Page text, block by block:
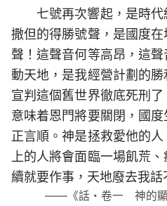
七號再次響起，是時
撒但的得勝號聲，是國度
聲！這聲音何等高昂，這
動天地，是我經營計劃的勝
宣判這個舊世界徹底死刑
意味着恩門將要關閉，國
正言順。神是拯救愛他的
上的人將會面臨一場飢荒
續就要作事，天地廢去我話
——《話・卷一 神的顯